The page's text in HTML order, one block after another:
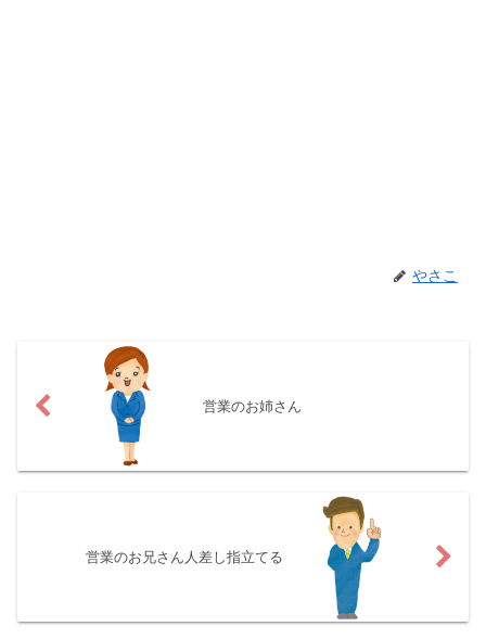
やさこ
営業のお姉さん
営業のお兄さん人差し指立てる